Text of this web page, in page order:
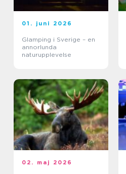
01. juni 2026
Glamping i Sverige – en
annorlunda
naturupplevelse
02. maj 2026